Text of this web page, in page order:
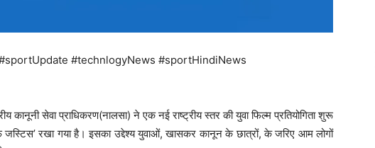
#technlogyNews #sportHindiNews
कानूनी सेवा प्राधिकरण(नालसा) ने एक नई राष्ट्रीय स्तर की युवा फिल्म प्रतियोगिता शुरू
जस्टिस’ रखा गया है। इसका उद्देश्य युवाओं, खासकर कानून के छात्रों, के जरिए आम लोगों